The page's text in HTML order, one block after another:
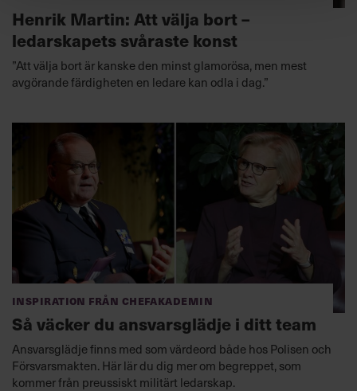
Henrik Martin: Att välja bort –
ledarskapets svåraste konst
”Att välja bort är kanske den minst glamorösa, men mest
avgörande färdigheten en ledare kan odla i dag.”
Inspiration från Chefakademin
Så väcker du ansvarsglädje i ditt team
Ansvarsglädje finns med som värdeord både hos Polisen och
Försvarsmakten. Här lär du dig mer om begreppet, som
kommer från preussiskt militärt ledarskap.